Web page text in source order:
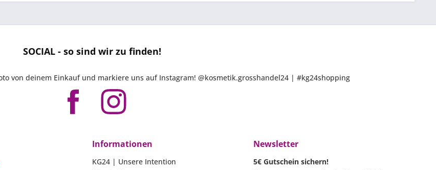
SOCIAL - so sind wir zu finden!
von deinem Einkauf und markiere uns auf Instagram! @kosmetik.grosshandel24 | #kg24shopping
Informationen
KG24 | Unsere Intention
Newsletter
5€ Gutschein sichern!